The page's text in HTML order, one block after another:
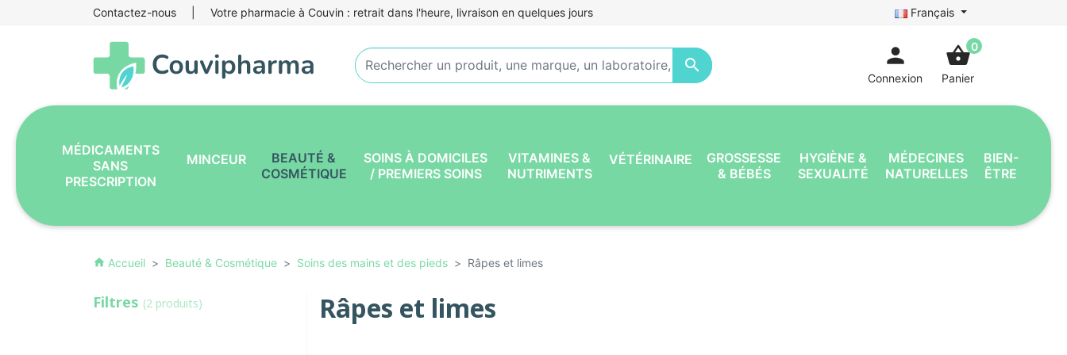
Contactez-nous Votre pharmacie à Couvin : retrait dans l'heure, livraison en quelques jours Français
 person
Connexion
shopping_basket0
Panier
MÉDICAMENTS
SANS
PRESCRIPTION
MINCEUR
BEAUTÉ &
COSMÉTIQUE
SOINS À DOMICILES
/ PREMIERS SOINS
VITAMINES &
NUTRIMENTS
VÉTÉRINAIRE
GROSSESSE
& BÉBÉS
HYGIÈNE &
SEXUALITÉ
MÉDECINES
NATURELLES
BIEN-
ÊTRE
home Accueil Beauté & Cosmétique Soins des mains et des pieds Râpes et limes
Filtres (2 produits) Râpes et limes